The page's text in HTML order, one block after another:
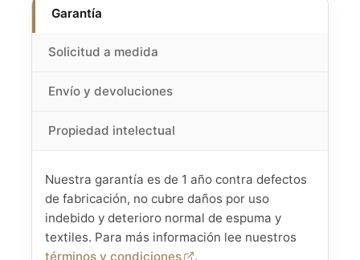
Garantía
Solicitud a medida
Envío y devoluciones
Propiedad intelectual
Nuestra garantía es de 1 año contra defectos
de fabricación, no cubre daños por uso
indebido y deterioro normal de espuma y
textiles. Para más información lee nuestros
términos y condiciones
.